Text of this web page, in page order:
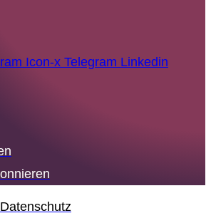
Icon-x Telegram Linkedin